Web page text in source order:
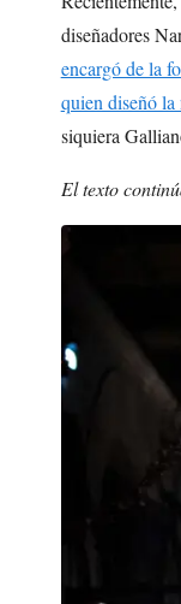
diseñadores
encargó de la
quien diseñó la
siquiera
El texto